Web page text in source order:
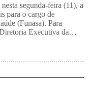
segunda-feira (11), a
para o cargo de
(Funasa). Para
Executiva da…